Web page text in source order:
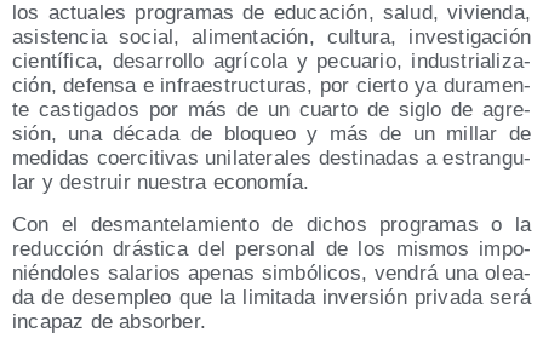
los actua­les pro­gra­mas de edu­ca­ción, salud, vivien­da,
asis­ten­cia social, ali­men­ta­ción, cul­tu­ra, inves­ti­ga­ción
cien­tí­fi­ca, desa­rro­llo agrí­co­la y pecua­rio, indus­tria­li­za­
ción, defen­sa e infra­es­truc­tu­ras, por cier­to ya dura­men­
te cas­ti­ga­dos por más de un cuar­to de siglo de agre­
sión, una déca­da de blo­queo y más de un millar de
medi­das coer­ci­ti­vas uni­la­te­ra­les des­ti­na­das a estran­gu­
lar y des­truir nues­tra economía.
Con el des­man­te­la­mien­to de dichos pro­gra­mas o la
reduc­ción drás­ti­ca del per­so­nal de los mis­mos impo­
nién­do­les sala­rios ape­nas sim­bó­li­cos, ven­drá una olea­
da de des­em­pleo que la limi­ta­da inver­sión pri­va­da será
inca­paz de absorber.